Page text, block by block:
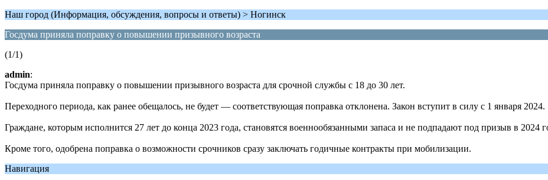
Наш город (Информация, обсуждения, вопросы и ответы) > Ногинск
Госдума приняла поправку о повышении призывного возраста
(1/1)
admin:
Госдума приняла поправку о повышении призывного возраста для срочной службы с 18 до 30 лет.
Переходного периода, как ранее обещалось, не будет — соответствующая поправка отклонена. Закон вступит в силу с 1 января 2024.
Граждане, которым исполнится 27 лет до конца 2023 года, становятся военнообязанными запаса и не подпадают под призыв в 2024
Кроме того, одобрена поправка о возможности срочников сразу заключать годичные контракты при мобилизации.
Навигация